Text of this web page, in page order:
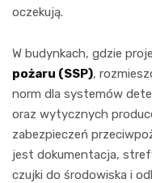
oczekują.
W budynkach, gdzie
pożaru (SSP),
norm dla systemów
oraz wytycznych
zabezpieczeń
jest dokumentacja,
czujki do środowiska i